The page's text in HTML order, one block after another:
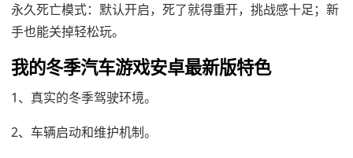
永久死亡模式：默认开启，死了就得重开，挑战感十足；新
手也能关掉轻松玩。
我的冬季汽车游戏安卓最新版特色
1、真实的冬季驾驶环境。
2、车辆启动和维护机制。